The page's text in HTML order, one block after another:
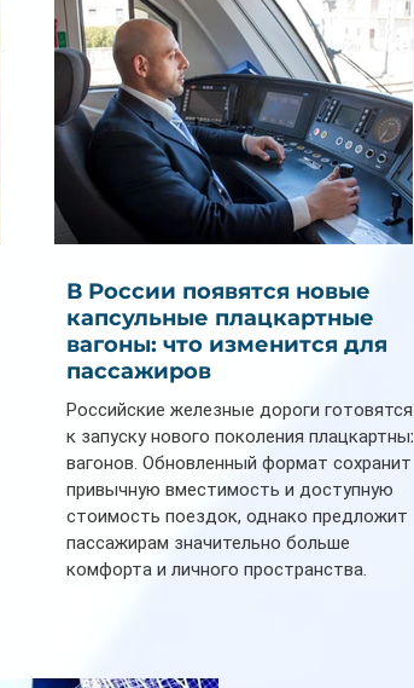
В России появятся новые
капсульные плацкартные
вагоны: что изменится для
пассажиров
Российские железные дороги готовятся
к запуску нового поколения плацкартных
вагонов. Обновленный формат сохранит
привычную вместимость и доступную
стоимость поездок, однако предложит
пассажирам значительно больше
комфорта и личного пространства.
индивидуальные шторки у каждого